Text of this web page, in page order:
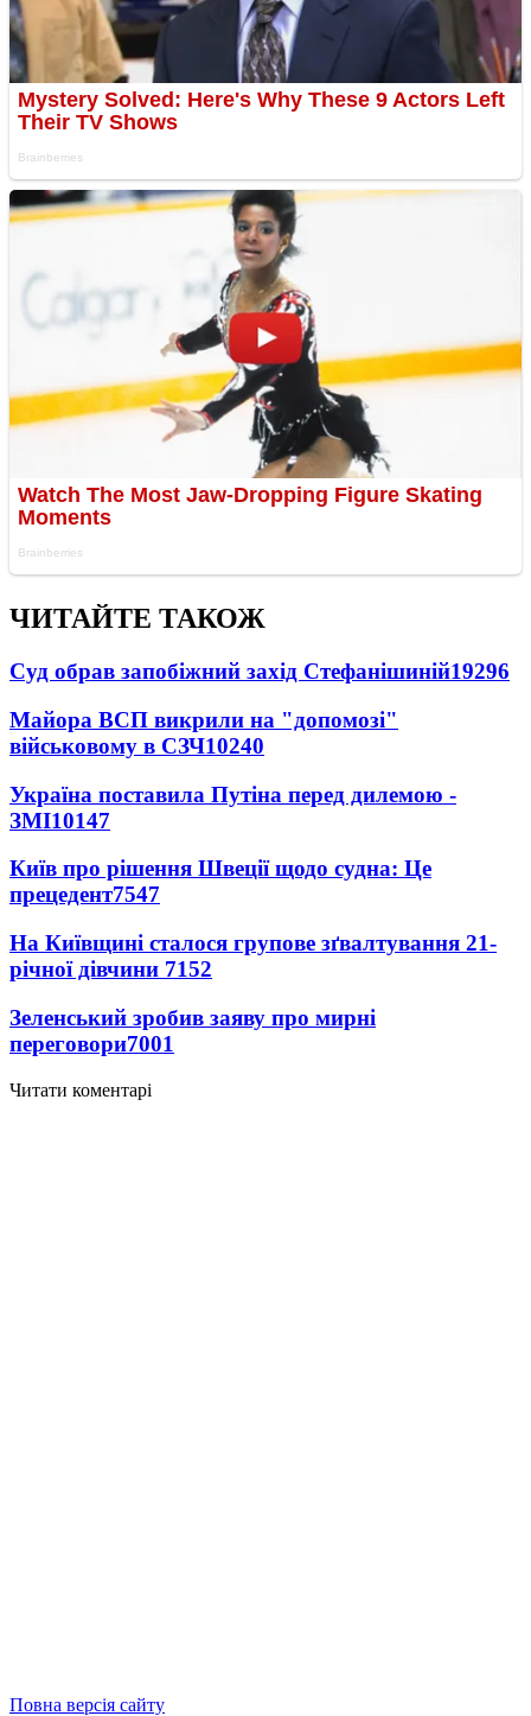
ЧИТАЙТЕ ТАКОЖ
Суд обрав запобіжний захід Стефанішиній19296
Майора ВСП викрили на "допомозі"
військовому в СЗЧ10240
Україна поставила Путіна перед дилемою -
ЗМІ10147
Київ про рішення Швеції щодо судна: Це
прецедент7547
На Київщині сталося групове зґвалтування 21-
річної дівчини 7152
Зеленський зробив заяву про мирні
переговори7001
Читати коментарі
Повна версія сайту